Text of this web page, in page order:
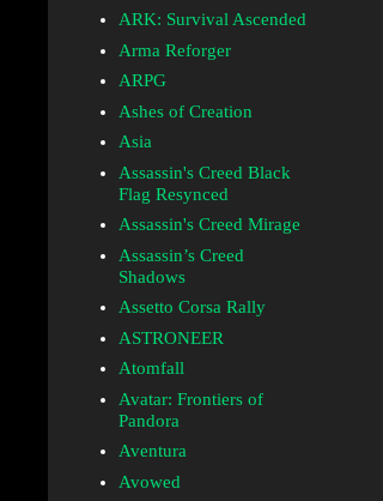
ARK: Survival Ascended
Arma Reforger
ARPG
Ashes of Creation
Asia
Assassin's Creed Black
Flag Resynced
Assassin's Creed Mirage
Assassin’s Creed
Shadows
Assetto Corsa Rally
ASTRONEER
Atomfall
Avatar: Frontiers of
Pandora
Aventura
Avowed